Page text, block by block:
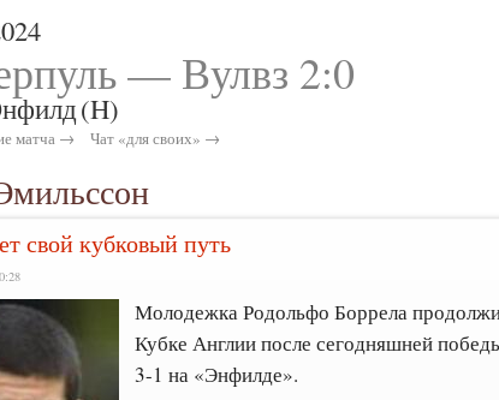
— Вулвз 2:0
(H)
матча → Чат «для своих» →
свой кубковый путь
Молодежка Родольфо Боррела
Кубке Англии после сегодняшней
3-1 на «Энфилде».